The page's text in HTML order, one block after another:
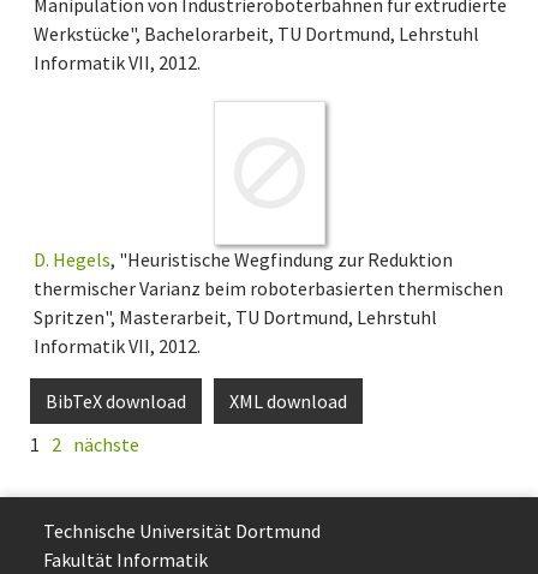
Manipulation von Industrieroboterbahnen für extrudierte
Werkstücke", Bachelorarbeit, TU Dortmund, Lehrstuhl
Informatik VII, 2012.
D. Hegels, "Heuristische Wegfindung zur Reduktion
thermischer Varianz beim roboterbasierten thermischen
Spritzen", Masterarbeit, TU Dortmund, Lehrstuhl
Informatik VII, 2012.
BibTeX download
XML download
1 2 nächste
Technische Uni­ver­si­tät Dort­mund
Fakultät Informatik